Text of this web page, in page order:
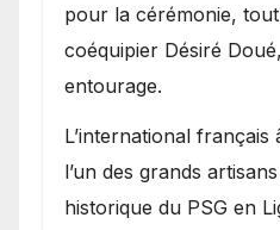
pour la cérémonie,
coéquipier Désiré
entourage.
L’international français
l’un des grands
historique du PSG en